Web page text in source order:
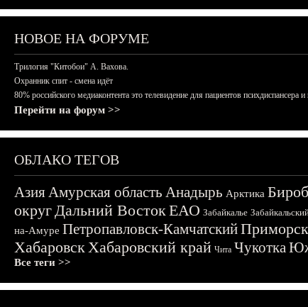
НОВОЕ НА ФОРУМЕ
Трилогия "Китобои" А. Вахова.
Охранник спит - смена идёт
80% российского медиаконтента это телевидение для пациентов психдиспансера и
Перейти на форум >>
ОБЛАКО ТЕГОВ
АзияАмурская область Анадырь Арктика
округДальний ВостокЕАО Забайкалье
на-Амуре Петропавловск-Камчатский
ХабаровскХабаровский край Чита Чукотка
Все теги >>